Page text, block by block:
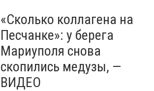
«Сколько коллагена на
Песчанке»: у берега
Мариуполя снова
скопились медузы, —
ВИДЕО